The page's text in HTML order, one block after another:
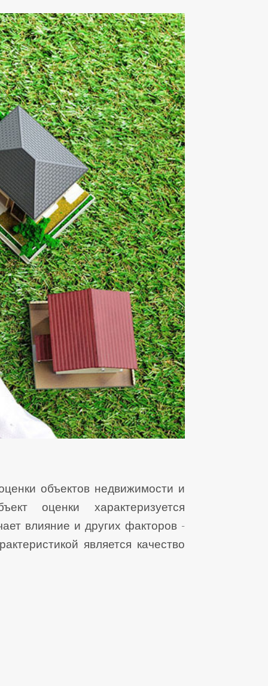
объектов недвижимости и
оценки характеризуется
влияние и других факторов -
является качество